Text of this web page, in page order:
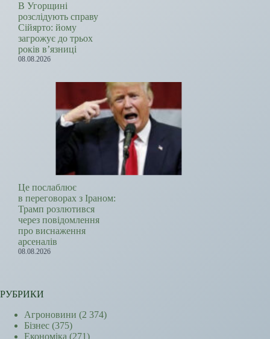
В Угорщині
розслідують справу
Сійярто: йому
загрожує до трьох
років в’язниці
08.08.2026
Це послаблює
в переговорах з Іраном:
Трамп розлютився
через повідомлення
про виснаження
арсеналів
08.08.2026
РУБРИКИ
Агроновини (2 374)
Бізнес (375)
Економіка (271)